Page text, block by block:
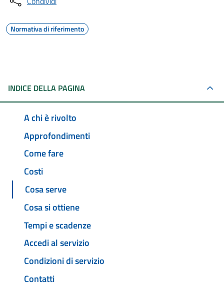
Normativa di riferimento
INDICE DELLA PAGINA
A chi è rivolto
Approfondimenti
Come fare
Costi
Cosa serve
Cosa si ottiene
Tempi e scadenze
Accedi al servizio
Condizioni di servizio
Contatti